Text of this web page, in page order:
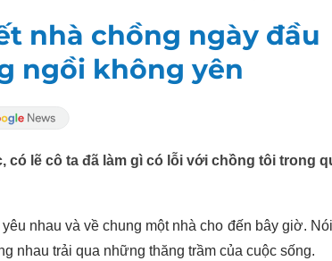
nhà chồng ngày đầu
ngồi không yên
lẽ cô ta đã làm gì có lỗi với chồng tôi trong
nhau và về chung một nhà cho đến bây giờ.
nhau trải qua những thăng trầm của cuộc sống.